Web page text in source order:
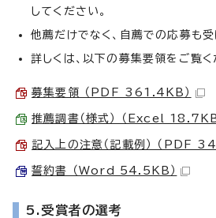
してください。
他薦だけでなく、自薦での応募も受
詳しくは、以下の募集要領をご覧く
募集要領 （PDF 361.4KB）
推薦調書（様式） （Excel 18.7KB
記入上の注意（記載例） （PDF
誓約書 （Word 54.5KB）
5.受賞者の選考